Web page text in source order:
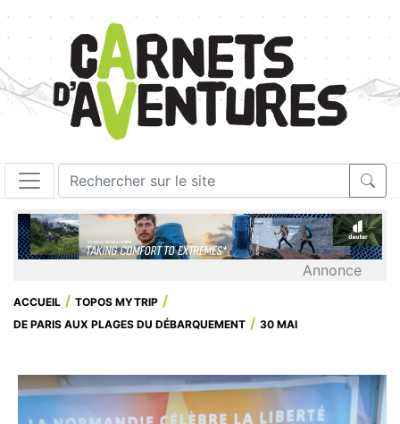
Annonce
ACCUEIL
TOPOS MYTRIP
DE PARIS AUX PLAGES DU DÉBARQUEMENT
30 MAI